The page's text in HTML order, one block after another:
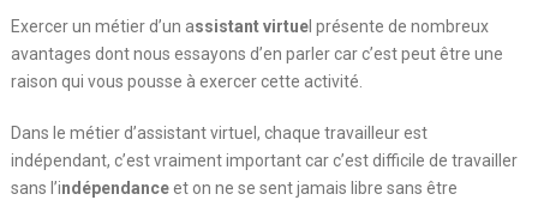
Exercer un métier d’un assistant virtuel présente de nombreux
avantages dont nous essayons d’en parler car c’est peut être une
raison qui vous pousse à exercer cette activité.
Dans le métier d’assistant virtuel, chaque travailleur est
indépendant, c’est vraiment important car c’est difficile de travailler
sans l’indépendanceet on ne se sent jamais libre sans être